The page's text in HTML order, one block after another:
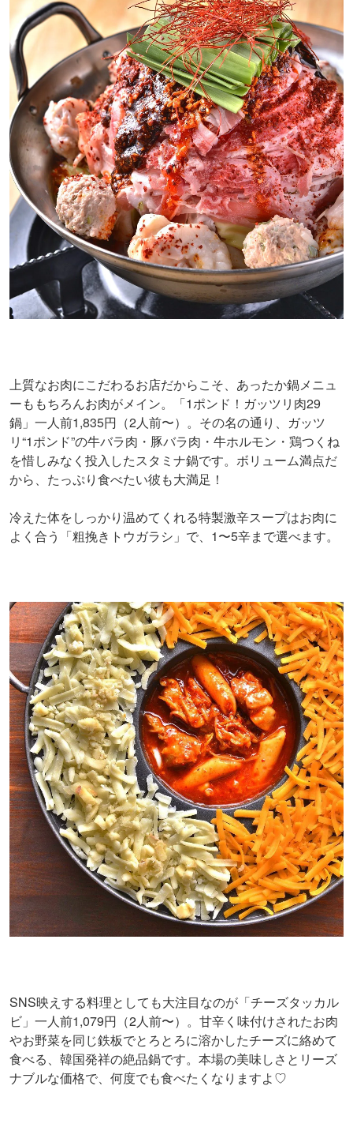
上質なお肉にこだわるお店だからこそ、あったか鍋メニュ
ーももちろんお肉がメイン。「1ポンド！ガッツリ肉29
鍋」一人前1,835円（2人前〜）。その名の通り、ガッツ
リ“1ポンド”の牛バラ肉・豚バラ肉・牛ホルモン・鶏つくね
を惜しみなく投入したスタミナ鍋です。ボリューム満点だ
から、たっぷり食べたい彼も大満足！
冷えた体をしっかり温めてくれる特製激辛スープはお肉に
よく合う「粗挽きトウガラシ」で、1〜5辛まで選べます。
SNS映えする料理としても大注目なのが「チーズタッカル
ビ」一人前1,079円（2人前〜）。甘辛く味付けされたお肉
やお野菜を同じ鉄板でとろとろに溶かしたチーズに絡めて
食べる、韓国発祥の絶品鍋です。本場の美味しさとリーズ
ナブルな価格で、何度でも食べたくなりますよ♡